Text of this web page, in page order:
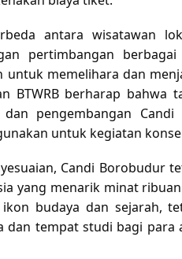
antara wisatawan
pertimbangan
memelihara dan
BTWRB berharap bahwa
pengembangan Candi
untuk kegiatan
Candi Borobudur
yang menarik minat
budaya dan sejarah,
dan tempat studi bagi para